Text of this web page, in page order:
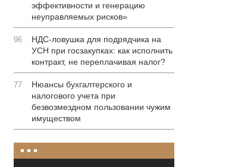
эффективности и генерацию
неуправляемых рисков»
96
НДС-ловушка для подрядчика на
УСН при госзакупках: как исполнить
контракт, не переплачивая налог?
77
Нюансы бухгалтерского и
налогового учета при
безвозмездном пользовании чужим
имуществом